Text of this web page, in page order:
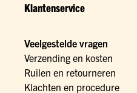
Klantenservice
Veelgestelde vragen
Verzending en kosten
Ruilen en retourneren
Klachten en procedure